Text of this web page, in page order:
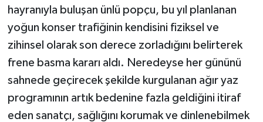
hayranıyla buluşan ünlü popçu, bu yıl planlanan
yoğun konser trafiğinin kendisini fiziksel ve
zihinsel olarak son derece zorladığını belirterek
frene basma kararı aldı. Neredeyse her gününü
sahnede geçirecek şekilde kurgulanan ağır yaz
programının artık bedenine fazla geldiğini itiraf
eden sanatçı, sağlığını korumak ve dinlenebilmek